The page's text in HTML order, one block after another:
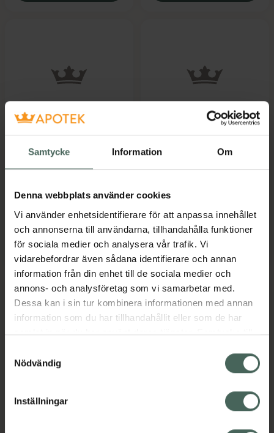
Samtycke Information Om
Denna webbplats använder cookies
Vi använder enhetsidentifierare för att anpassa innehållet
och annonserna till användarna, tillhandahålla funktioner
för sociala medier och analysera vår trafik. Vi
vidarebefordrar även sådana identifierare och annan
information från din enhet till de sociala medier och
annons- och analysföretag som vi samarbetar med.
Dessa kan i sin tur kombinera informationen med annan
information som du har tillhandahållit eller som de har
samlat in när du har använt deras tjänster. Samtycke till
återkalla ditt samtycke via webbplatsens
cookieinställningar. Ett återkallat samtycke påverkar inte
lagligheten av behandling som skett innan återkallelsen.
Nödvändig
Inställningar
BeKeto Keto Bar
Bar 40 g
Livsmedel
Pris online
KöpBeKeto Keto Bar Magnetic Peanut,
BeKeto Keto Cream
Hazelnut+MCT
Pris online
119 kr
Köp
Tropical Coconut
Chocolate Crunchy